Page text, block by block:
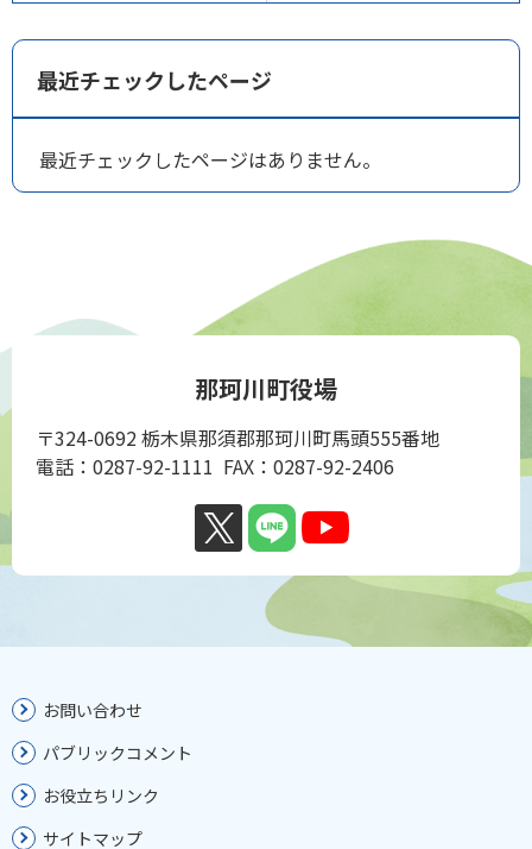
最近チェックしたページ
最近チェックしたページはありません。
那珂川町役場
〒324-0692 栃木県那須郡那珂川町馬頭555番地
電話：0287-92-1111 FAX：0287-92-2406
お問い合わせ
パブリックコメント
お役立ちリンク
サイトマップ